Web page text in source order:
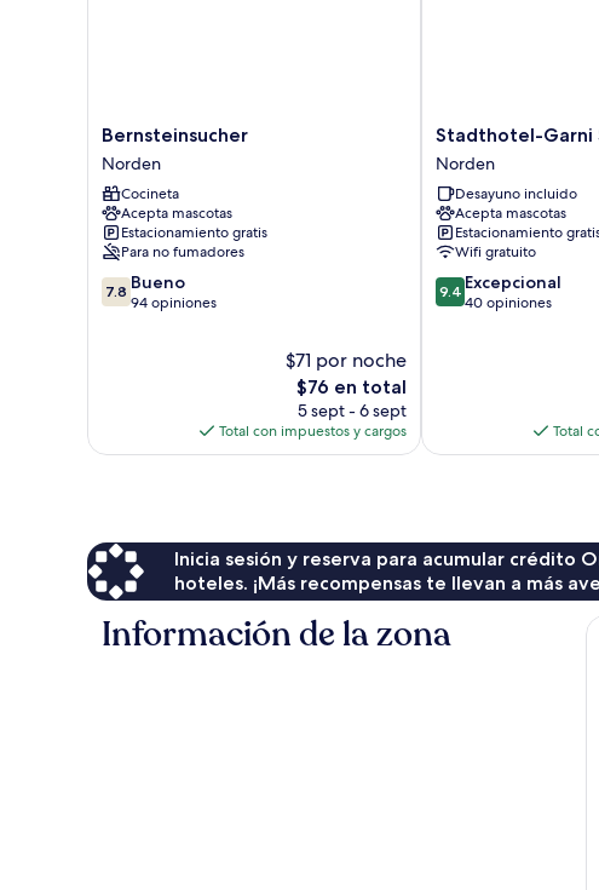
Bernsteinsucher
Norden
Bernsteinsucher
Norden
Cocineta
Acepta mascotas
Estacionamiento gratis
Para no fumadores
7.8
de
7.8 Bueno
94 opiniones
$71 por noche
El
precio
actual
es
$76 en total
5 sept - 6 sept
Total con impuestos y cargos
Stadthotel-
Garni
Smutje
Norden
Stadthotel-Garni
Norden
Desayuno incluido
Acepta mascotas
Estacionamiento
Wifi gratuito
9.4
de
9.4 Excepcional
40 opiniones
Total
Inicia sesión y reserva para acumular crédito
hoteles. ¡Más recompensas te llevan a más
Información de la zona